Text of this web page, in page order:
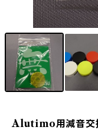
Alutimo用減音交